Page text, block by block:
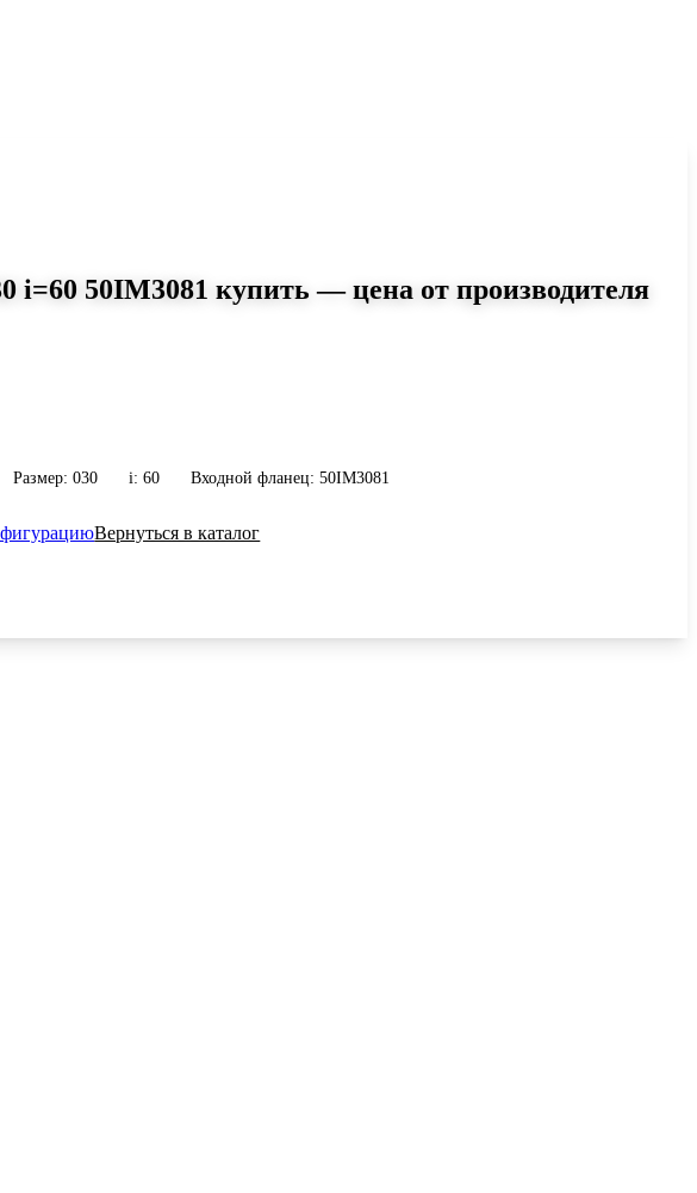
i=60 50IM3081 купить — цена от производителя
Размер: 030 i: 60 Входной фланец: 50IM3081
Вернуться в каталог